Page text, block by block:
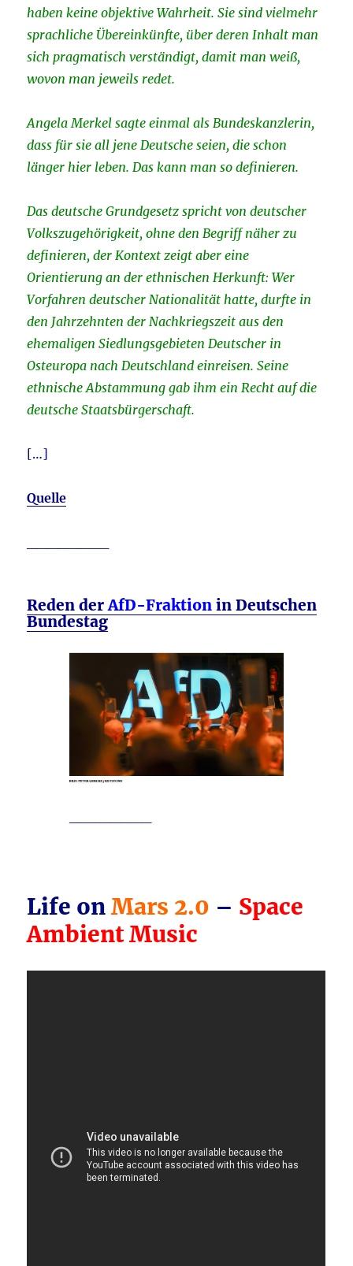
haben keine objektive Wahrheit. Sie sind vielmehr
sprachliche Übereinkünfte, über deren Inhalt man
sich pragmatisch verständigt, damit man weiß,
wovon man jeweils redet.
Angela Merkel sagte einmal als Bundeskanzlerin,
dass für sie all jene Deutsche seien, die schon
länger hier leben. Das kann man so definieren.
Das deutsche Grundgesetz spricht von deutscher
Volkszugehörigkeit, ohne den Begriff näher zu
definieren, der Kontext zeigt aber eine
Orientierung an der ethnischen Herkunft: Wer
Vorfahren deutscher Nationalität hatte, durfte in
den Jahrzehnten der Nachkriegszeit aus den
ehemaligen Siedlungsgebieten Deutscher in
Osteuropa nach Deutschland einreisen. Seine
ethnische Abstammung gab ihm ein Recht auf die
deutsche Staatsbürgerschaft.
[…]
Quelle
Reden derAfD-Fraktion in Deutschen
Bundestag
Life onMars 2.0 – Space
Ambient Music